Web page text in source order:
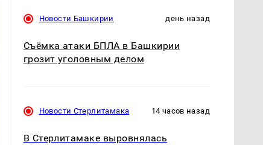
Как выглядит место
Кавказе: смотреть
На Урале из казны
миллионов рублей
Новости Башкирии день назад
Съёмка атаки БПЛА в Башкирии
грозит уголовным делом
Новости Стерлитамака 14 часов назад
В Стерлитамаке выровнялась